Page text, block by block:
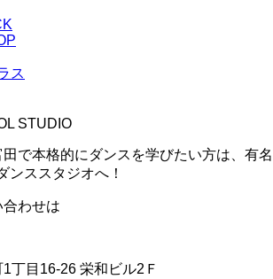
ス
で本格的にダンスを学びたい方は、有名
ンススタジオへ！
わせは
丁目16-26 栄和ビル2Ｆ